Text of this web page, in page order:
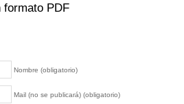
PDF
Nombre (obligatorio)
Mail (no se publicará) (obligatorio)